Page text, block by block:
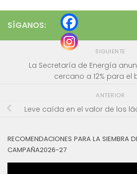
SÍGANOS:
SIGUIENTE
La Secretaría de Energía
cercano a 12% para el
ANTERIOR
Leve caída en el valor de los
RECOMENDACIONES PARA LA SIEMBRA
CAMPAÑA2026-27